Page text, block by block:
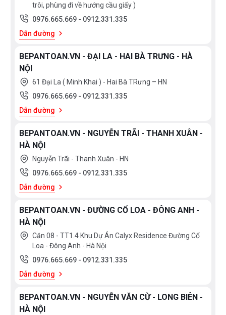
trôi, phùng đi về hướng cầu giấy )
0976.665.669 - 0912.331.335
Dẫn đường
BEPANTOAN.VN - ĐẠI LA - HAI BÀ TRƯNG - HÀ
NỘI
61 Đại La ( Minh Khai ) - Hai Bà TRưng – HN
0976.665.669 - 0912.331.335
Dẫn đường
BEPANTOAN.VN - NGUYỄN TRÃI - THANH XUÂN -
HÀ NỘI
Nguyễn Trãi - Thanh Xuân - HN
0976.665.669 - 0912.331.335
Dẫn đường
BEPANTOAN.VN - ĐƯỜNG CỔ LOA - ĐÔNG ANH -
HÀ NỘI
Căn 08 - TT1.4 Khu Dự Án Calyx Residence Đường Cổ
Loa - Đông Anh - Hà Nội
0976.665.669 - 0912.331.335
Dẫn đường
BEPANTOAN.VN - NGUYỄN VĂN CỪ - LONG BIÊN -
HÀ NỘI